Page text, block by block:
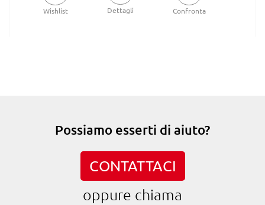
Wishlist Dettagli Confronta
Possiamo esserti di aiuto?
CONTATTACI
oppure chiama